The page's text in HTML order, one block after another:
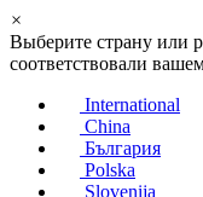
×
Выберите страну или
соответствовали
International
China
България
Polska
Slovenija